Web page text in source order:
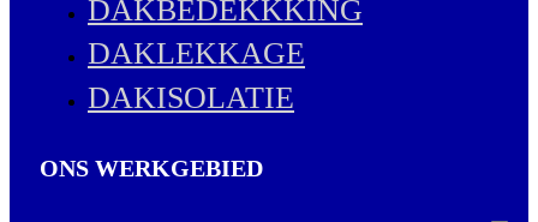
DAKBEDEKKKING
DAKLEKKAGE
DAKISOLATIE
ONS WERKGEBIED